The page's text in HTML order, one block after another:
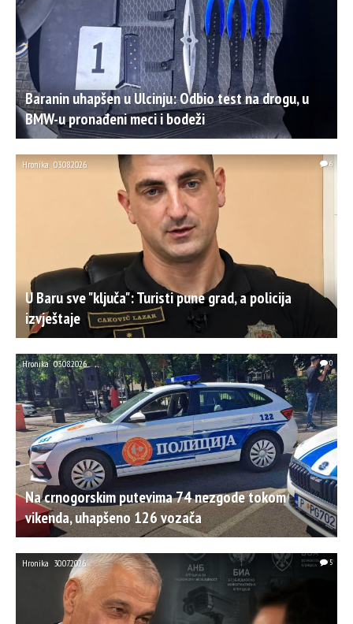
Baranin uhapšen u Ulcinju: Odbio test na drogu, u
BMW-u pronađeni meci i bodeži
U Baru sve "ključa": Turisti pune grad, a policija
izvještaje
Hronika 03.08.2026. 6
Na crnogorskim putevima 74 nezgode tokom
vikenda, uhapšeno 126 vozača
Hronika 03.08.2026. 0
Hronika 30.07.2026. 5